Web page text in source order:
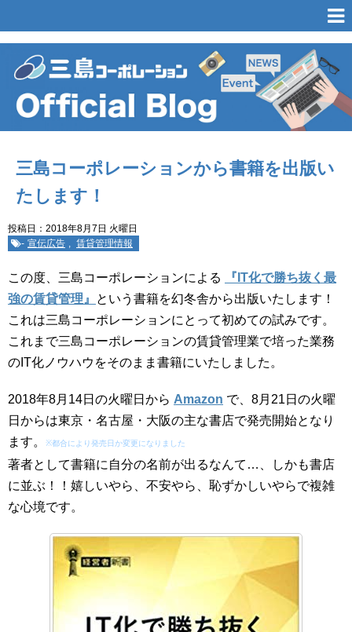
三島コーポレーションから書籍を出版い
たします！
投稿日：2018年8月7日 火曜日
- 宣伝広告 賃貸管理情報
この度、三島コーポレーションによる
『IT化で勝ち抜く最
強の賃貸管理』
という書籍を幻冬舎から出版いたします！
これは三島コーポレーションにとって初めての試みです。
これまで三島コーポレーションの賃貸管理業で培った業務
のIT化ノウハウをそのまま書籍にいたしました。
2018年8月14日の火曜日から Amazon で、8月21日の火曜
日からは東京・名古屋・大阪の主な書店で発売開始となり
ます。
※都合により発売日か変更になりました
著者として書籍に自分の名前が出るなんて…、しかも書店
に並ぶ！！嬉しいやら、不安やら、恥ずかしいやらで複雑
な心境です。